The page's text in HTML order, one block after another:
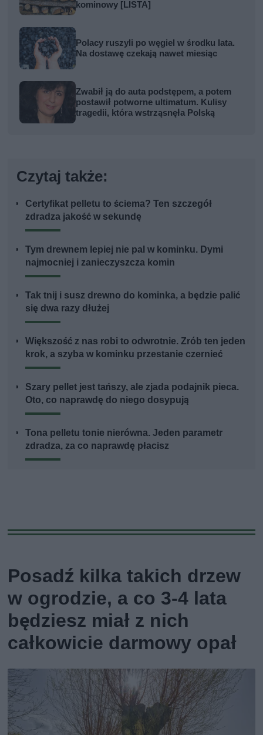
kominowy [LISTA]
Polacy ruszyli po węgiel w środku lata.
Na dostawę czekają nawet miesiąc
Zwabił ją do auta podstępem, a potem
postawił potworne ultimatum. Kulisy
tragedii, która wstrząsnęła Polską
Czytaj także:
Certyfikat pelletu to ściema? Ten szczegół
zdradza jakość w sekundę
Tym drewnem lepiej nie pal w kominku. Dymi
najmocniej i zanieczyszcza komin
Tak tnij i susz drewno do kominka, a będzie palić
się dwa razy dłużej
Większość z nas robi to odwrotnie. Zrób ten jeden
krok, a szyba w kominku przestanie czernieć
Szary pellet jest tańszy, ale zjada podajnik pieca.
Oto, co naprawdę do niego dosypują
Tona pelletu tonie nierówna. Jeden parametr
zdradza, za co naprawdę płacisz
Posadź kilka takich drzew
w ogrodzie, a co 3-4 lata
będziesz miał z nich
całkowicie darmowy opał